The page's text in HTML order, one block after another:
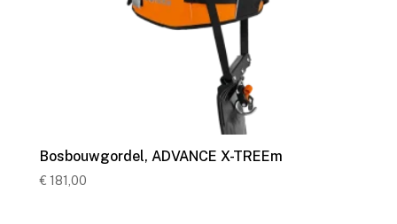
Bosbouwgordel, ADVANCE X-TREEm
€ 181,00